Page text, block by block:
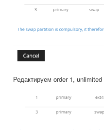
Редактируем order 1,